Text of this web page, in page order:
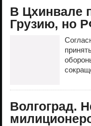
В Цхинвале
Грузию, но
Волгоград.